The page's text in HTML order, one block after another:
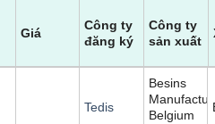
Giá
Công ty
đăng ký
Công ty
sản xuất
Tedis
Besins
Belgium